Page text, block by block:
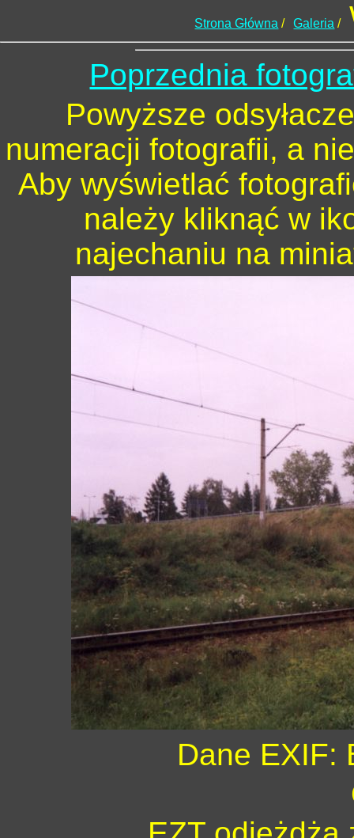
Strona Główna / Galeria /
Poprzednia
Powyższe
numeracji fotografii, a
Aby wyświetlać
należy kliknąć w
najechaniu na
Dane EXIF: